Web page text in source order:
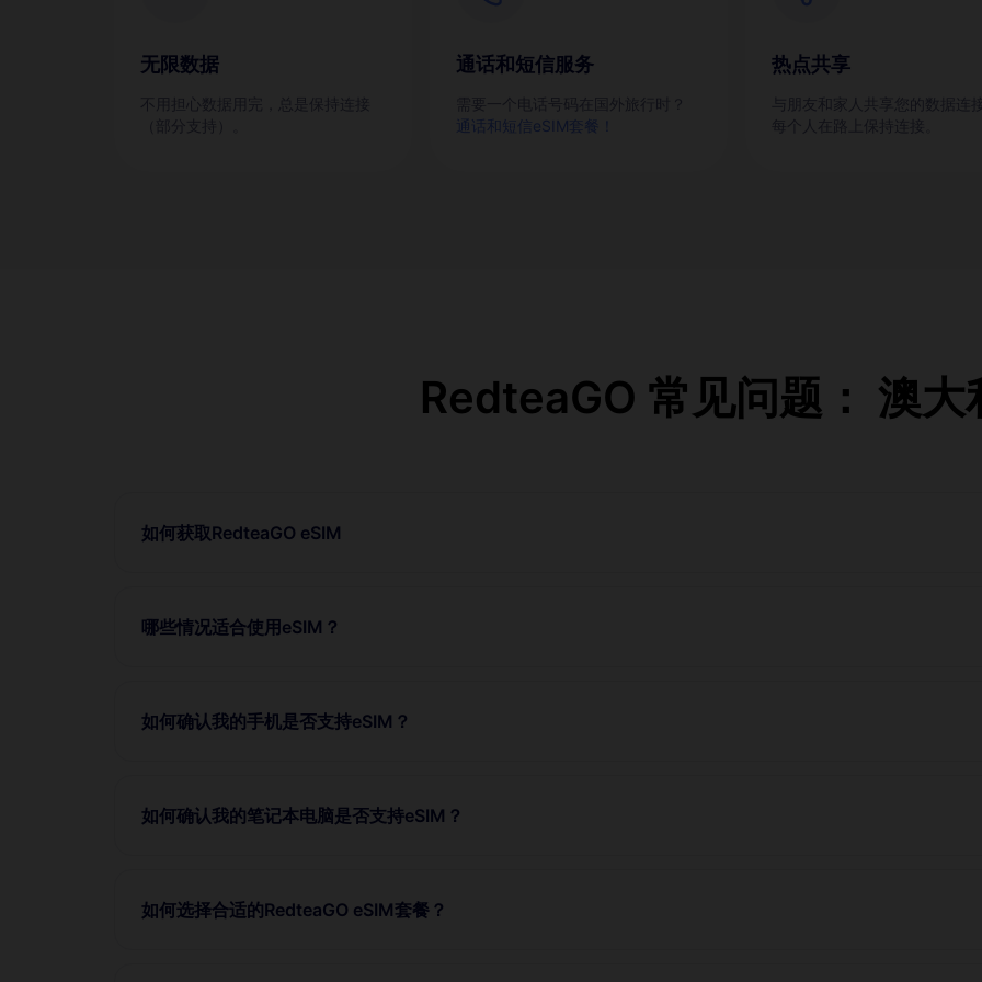
无限数据 通话和短信服务
通话和短信eSIM套餐！
热点共享
RedteaGO 常见问题： 澳大
如何获取RedteaGO eSIM
哪些情况适合使用eSIM？
如何确认我的手机是否支持eSIM？
如何确认我的笔记本电脑是否支持eSIM？
如何选择合适的RedteaGO eSIM套餐？